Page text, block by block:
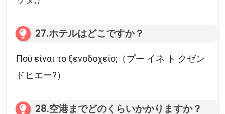
27.ホテルはどこですか？
Πού είναι το ξενοδοχείο;（プー イネ ト クゼン
ドヒエー?）
28.空港までどのくらいかかりますか？